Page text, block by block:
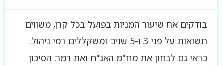
בודקים את שיעור המניות בפועל בכל קרן, משווים
תשואות על פני 3 ו-5 שנים ומשקללים דמי ניהול.
כדאי גם לבחון את מח"מ האג"ח ואת רמת הסיכון